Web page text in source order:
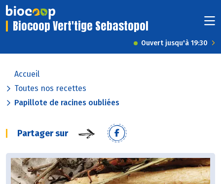
Biocoop Vert'tige Sebastopol
Ouvert jusqu'à 19:30
Accueil
Toutes nos recettes
Papillote de racines oubliées
Partager sur